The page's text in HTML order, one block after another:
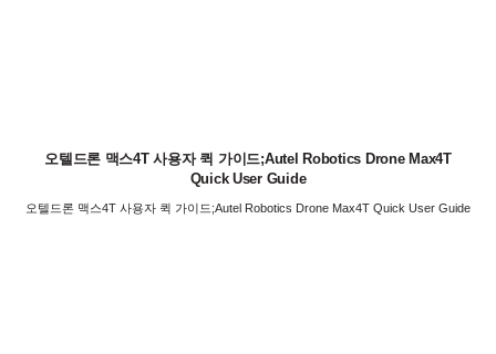
오텔드론 맥스4T 사용자 퀵 가이드;Autel Robotics Drone Max4T
Quick User Guide
오텔드론 맥스4T 사용자 퀵 가이드;Autel Robotics Drone Max4T Quick User Guide